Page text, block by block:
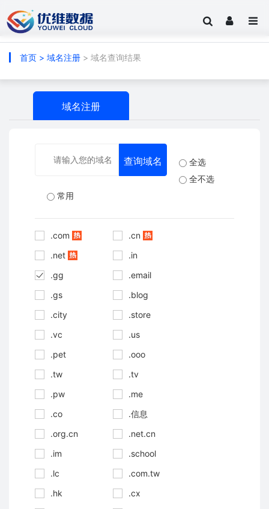
首页 > 域名注册 > 域名查询结果
域名注册
全选
全不选
常用
.com
.cn
.net
.in
.gg
.email
.gs
.blog
.city
.store
.vc
.us
.pet
.ooo
.tw
.tv
.pw
.me
.co
.信息
.org.cn
.net.cn
.im
.school
.lc
.com.tw
.hk
.cx